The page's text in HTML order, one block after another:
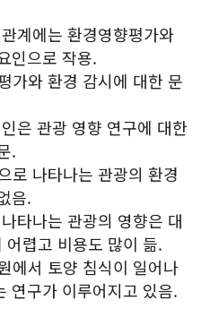
계에는 환경영향평가와
인으로 작용.
가와 환경 감시에 대한 문
은 관광 영향 연구에 대한
.
로 나타나는 관광의 환경
음.
타나는 관광의 영향은 대
렵고 비용도 많이 듦.
에서 토양 침식이 일어나
연구가 이루어지고 있음.